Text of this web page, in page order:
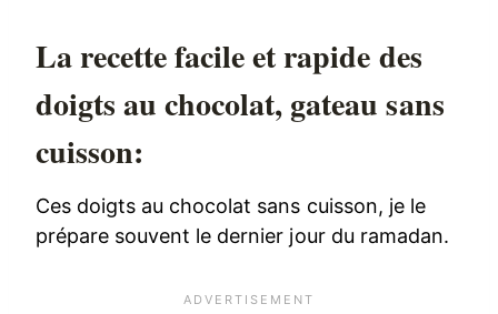
La recette facile et rapide des
doigts au chocolat, gateau sans
cuisson:
Ces doigts au chocolat sans cuisson, je le
prépare souvent le dernier jour du ramadan.